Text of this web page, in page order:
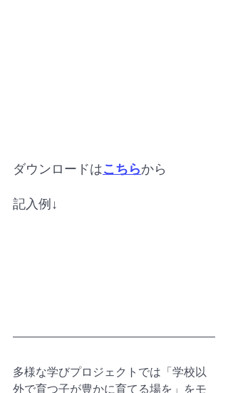
ダウンロードはこちらから
記入例↓
多様な学びプロジェクトでは「学校以
外で育つ子が豊かに育てる場を」をモ